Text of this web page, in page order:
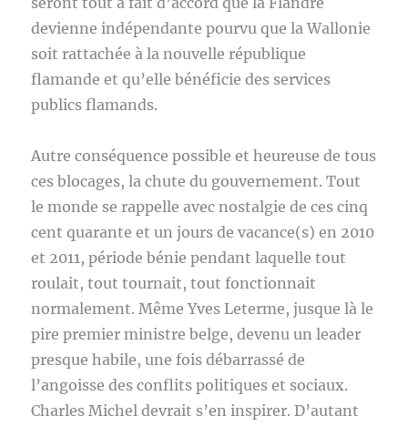
devienne indépendante pourvu que la Wallonie
soit rattachée à la nouvelle république
flamande et qu’elle bénéficie des services
publics flamands.
Autre conséquence possible et heureuse de tous
ces blocages, la chute du gouvernement. Tout
le monde se rappelle avec nostalgie de ces cinq
cent quarante et un jours de vacance(s) en 2010
et 2011, période bénie pendant laquelle tout
roulait, tout tournait, tout fonctionnait
normalement. Même Yves Leterme, jusque là le
pire premier ministre belge, devenu un leader
presque habile, une fois débarrassé de
l’angoisse des conflits politiques et sociaux.
Charles Michel devrait s’en inspirer. D’autant